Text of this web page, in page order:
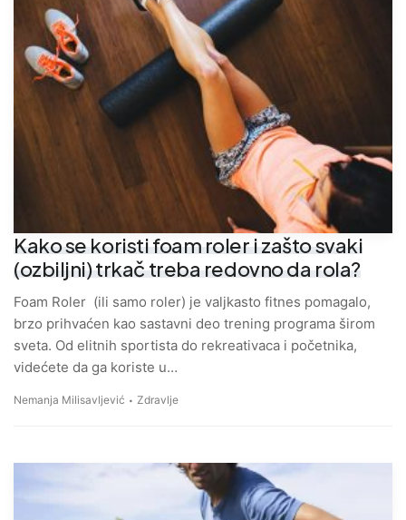
Kako se koristi foam roler i zašto svaki
(ozbiljni) trkač treba redovno da rola?
Foam Roler (ili samo roler) je valjkasto fitnes pomagalo,
brzo prihvaćen kao sastavni deo trening programa širom
sveta. Od elitnih sportista do rekreativaca i početnika,
videćete da ga koriste u…
Nemanja Milisavljević Zdravlje